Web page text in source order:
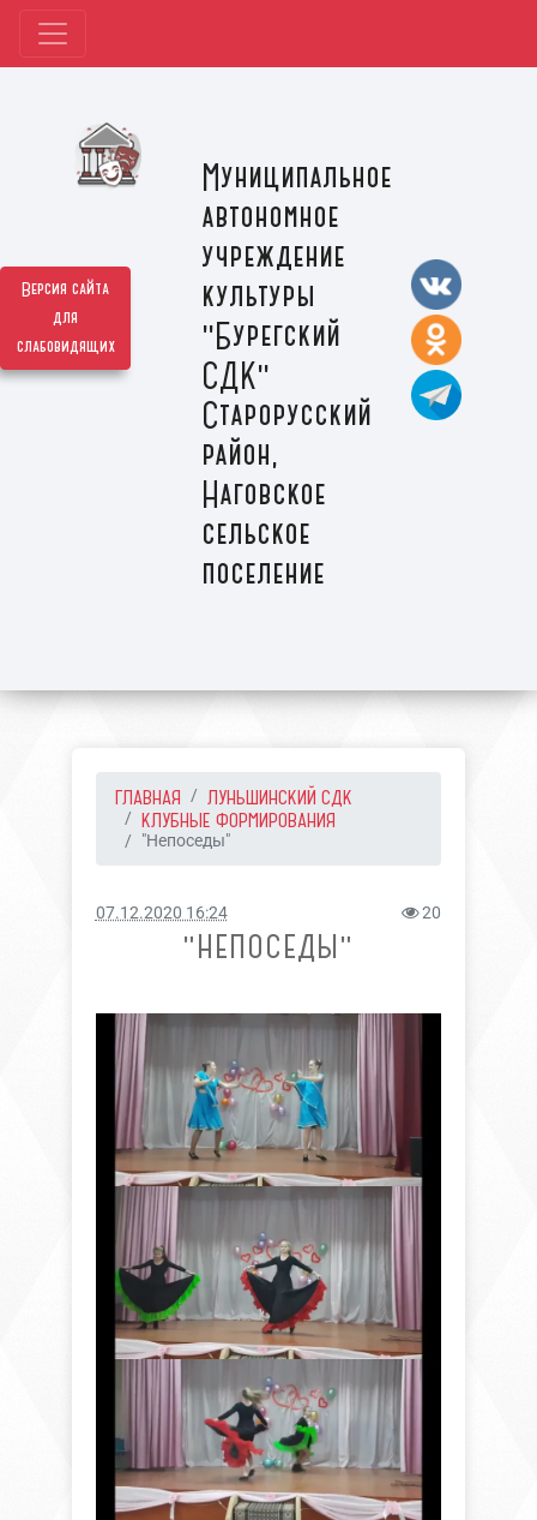
Версия сайта
для
слабовидящих
Муниципальное
автономное
учреждение
культуры
"Бурегский
СДК"
Старорусский
район,
Наговское
сельское
поселение
ГЛАВНАЯ
ЛУНЬШИНСКИЙ СДК
КЛУБНЫЕ ФОРМИРОВАНИЯ
"Непоседы"
07.12.2020 16:24 20
"НЕПОСЕДЫ"